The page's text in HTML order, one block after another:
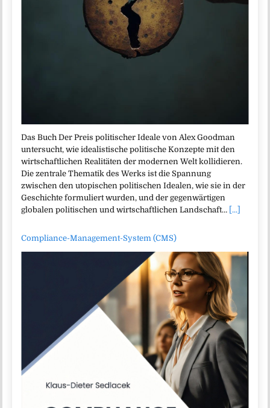
Das Buch Der Preis politischer Ideale von Alex Goodman
untersucht, wie idealistische politische Konzepte mit den
wirtschaftlichen Realitäten der modernen Welt kollidieren.
Die zentrale Thematik des Werks ist die Spannung
zwischen den utopischen politischen Idealen, wie sie in der
Geschichte formuliert wurden, und der gegenwärtigen
globalen politischen und wirtschaftlichen Landschaft… [...]
Compliance-Management-System (CMS)